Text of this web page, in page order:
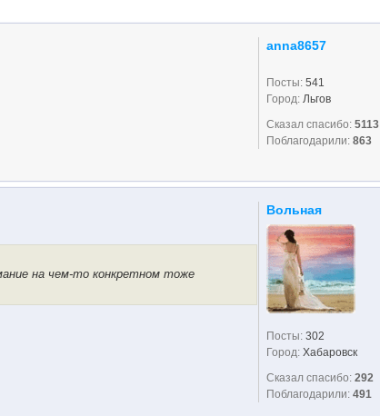
anna8657
Посты: 541
Город: Льгов
Сказал спасибо: 5113
Поблагодарили: 863
на чем-то конкретном тоже
Вольная
Посты: 302
Город: Хабаровск
Сказал спасибо: 292
Поблагодарили: 491